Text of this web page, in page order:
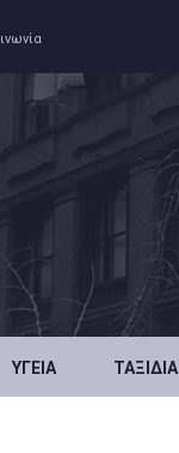
ΥΓΕΊΑ ΤΑΞΊΔΙΑ